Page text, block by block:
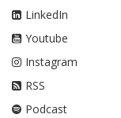
LinkedIn
Youtube
Instagram
RSS
Podcast